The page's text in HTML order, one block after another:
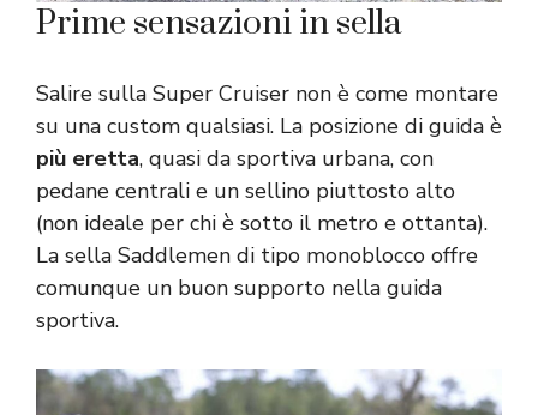
Prime sensazioni in sella
Salire sulla Super Cruiser non è come montare
su una custom qualsiasi. La posizione di guida è
più eretta, quasi da sportiva urbana, con
pedane centrali e un sellino piuttosto alto
(non ideale per chi è sotto il metro e ottanta).
La sella Saddlemen di tipo monoblocco offre
comunque un buon supporto nella guida
sportiva.